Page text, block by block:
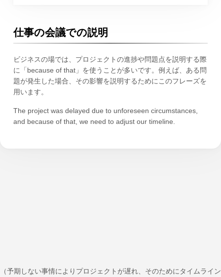
仕事の会議での説明
ビジネスの場では、プロジェクトの進捗や問題点を説明する際
に「because of that」を使うことが多いです。例えば、ある問
題が発生した場合、その影響を説明するためにこのフレーズを
用います。
The project was delayed due to unforeseen circumstances,
and because of that, we need to adjust our timeline.
（予期しない事情によりプロジェクトが遅れ、そのためにタイムライン